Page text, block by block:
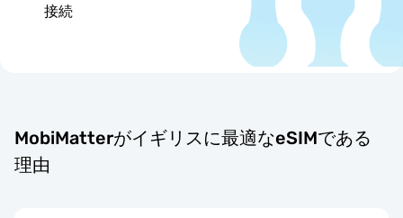
接続
MobiMatterがイギリスに最適なeSIMである
理由